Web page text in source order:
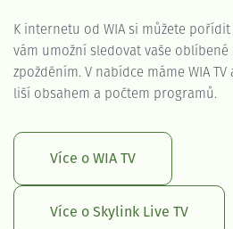
K internetu od WIA si můžete
vám umožní sledovat vaše
zpožděním. V nabídce máme WIA TV
liší obsahem a počtem programů.
Více o WIA TV
Více o Skylink Live TV